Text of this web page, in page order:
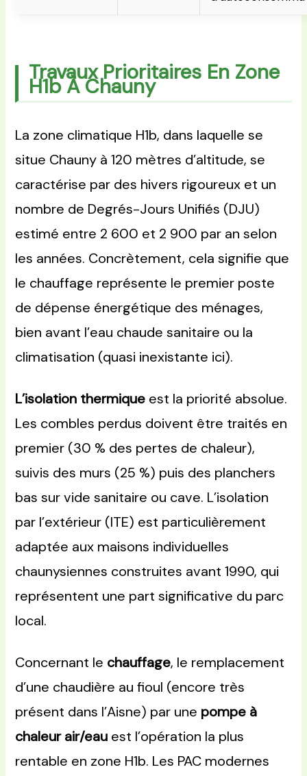
Travaux Prioritaires En Zone
H1b À Chauny
La zone climatique H1b, dans laquelle se
situe Chauny à 120 mètres d’altitude, se
caractérise par des hivers rigoureux et un
nombre de Degrés-Jours Unifiés (DJU)
estimé entre 2 600 et 2 900 par an selon
les années. Concrètement, cela signifie que
le chauffage représente le premier poste
de dépense énergétique des ménages,
bien avant l’eau chaude sanitaire ou la
climatisation (quasi inexistante ici).
L’isolation thermique est la priorité absolue.
Les combles perdus doivent être traités en
premier (30 % des pertes de chaleur),
suivis des murs (25 %) puis des planchers
bas sur vide sanitaire ou cave. L’isolation
par l’extérieur (ITE) est particulièrement
adaptée aux maisons individuelles
chaunysiennes construites avant 1990, qui
représentent une part significative du parc
local.
Concernant le chauffage, le remplacement
d’une chaudière au fioul (encore très
présent dans l’Aisne) par une pompe à
chaleur air/eau est l’opération la plus
rentable en zone H1b. Les PAC modernes